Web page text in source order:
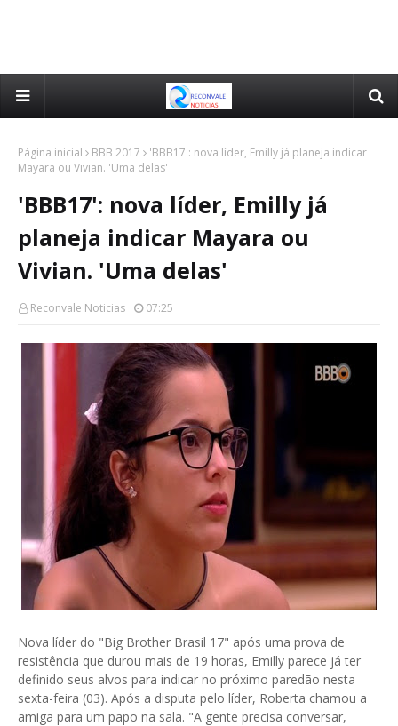
Página inicial BBB 2017
'BBB17': nova líder, Emilly já planeja indicar
Mayara ou Vivian. 'Uma delas'
'BBB17': nova líder, Emilly já
planeja indicar Mayara ou
Vivian. 'Uma delas'
Reconvale Noticias 07:25
Nova líder do "Big Brother Brasil 17" após uma prova de
resistência que durou mais de 19 horas, Emilly parece já ter
definido seus alvos para indicar no próximo paredão nesta
sexta-feira (03). Após a disputa pelo líder, Roberta chamou a
amiga para um papo na sala. "A gente precisa conversar,